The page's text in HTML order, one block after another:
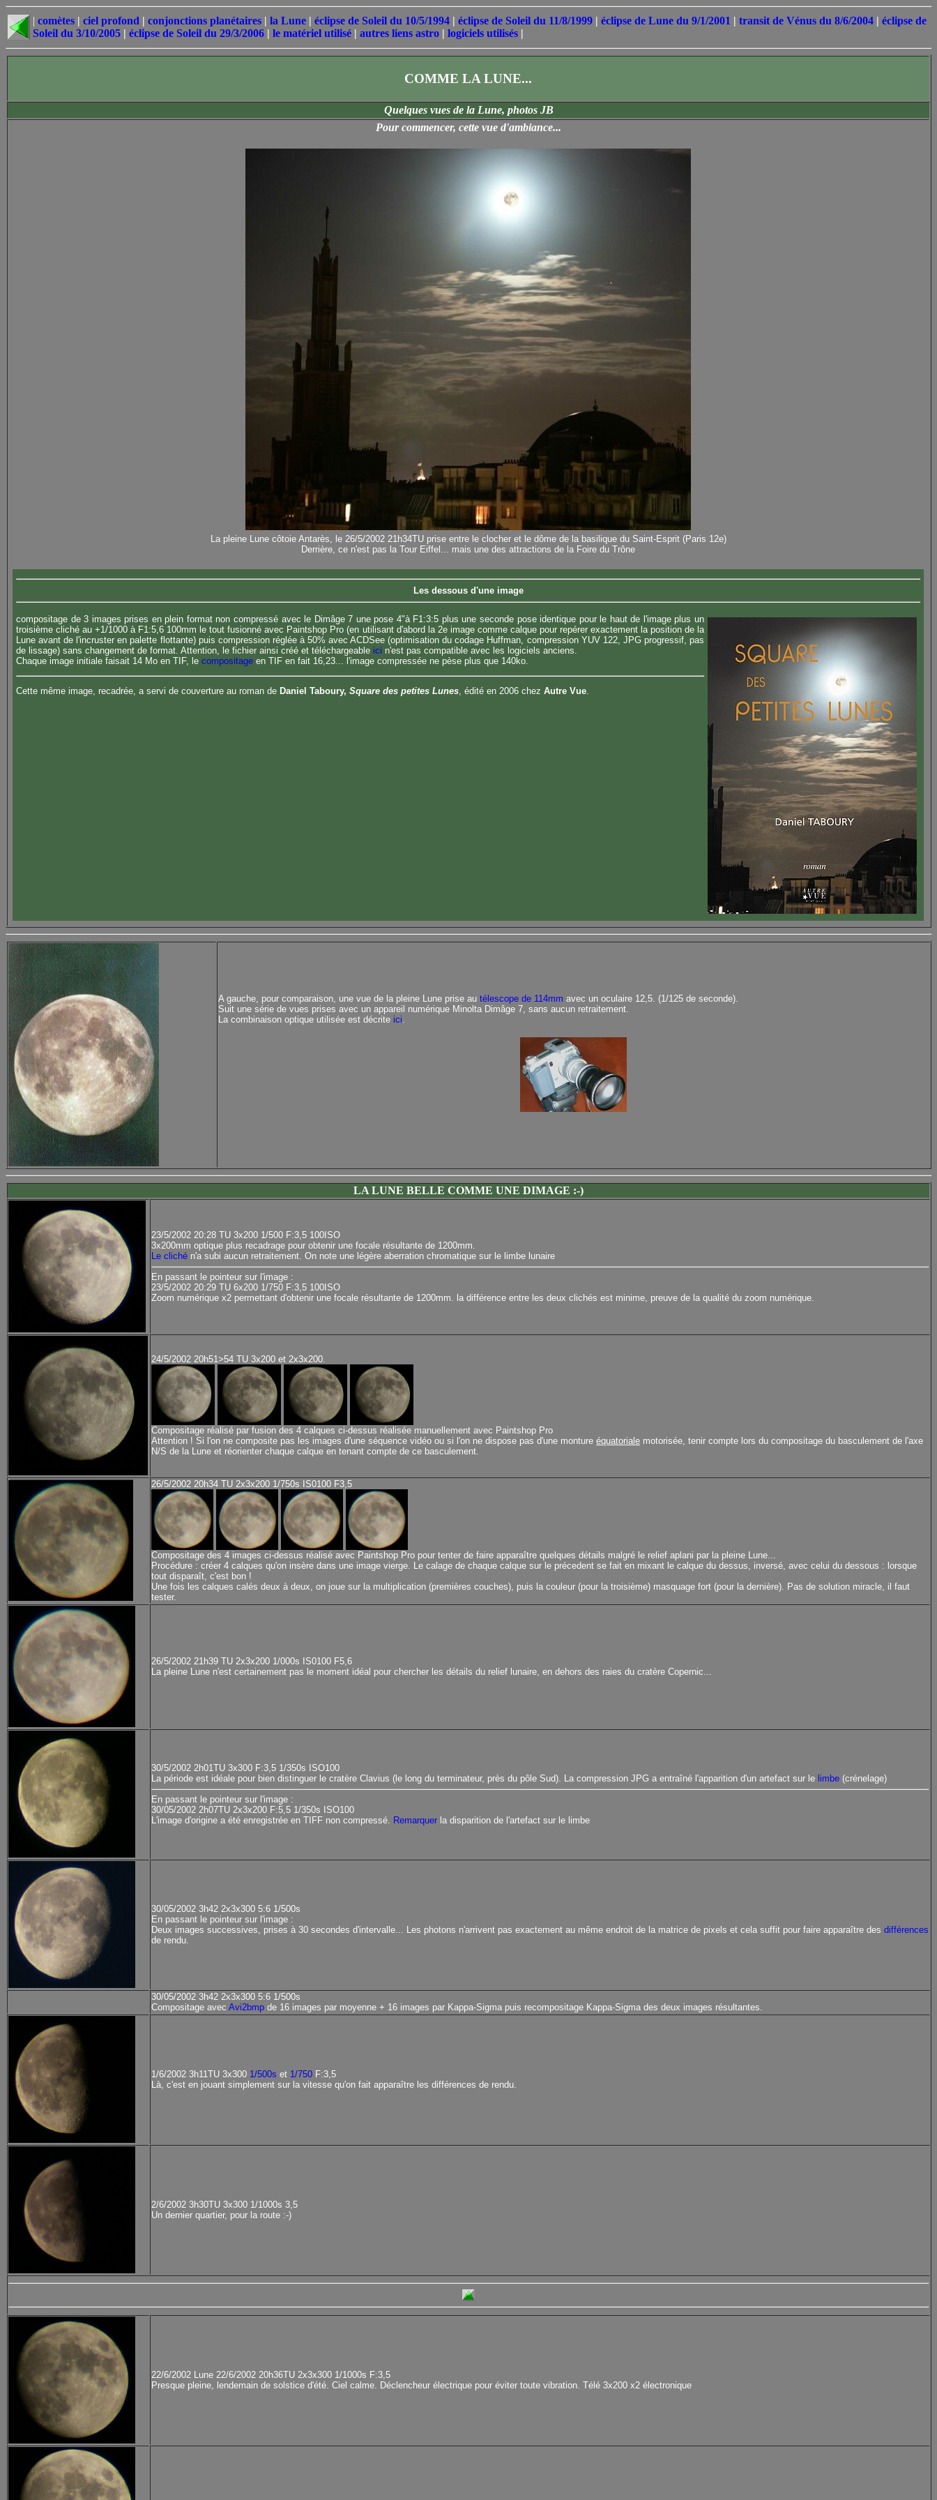
| comètes | ciel profond | conjonctions planétaires | la Lune | éclipse de Soleil du 10/5/1994 | éclipse de Soleil du 11/8/1999 | éclipse de Lune du 9/1/2001 | transit de Vénus du 8/6/2004 | éclipse de
Soleil du 3/10/2005 | éclipse de Soleil du 29/3/2006 | le matériel utilisé | autres liens astro | logiciels utilisés |
COMME LA LUNE...
Quelques vues de la Lune, photos JB
Pour commencer, cette vue d'ambiance...
La pleine Lune côtoie Antarès, le 26/5/2002 21h34TU prise entre le clocher et le dôme de la basilique du Saint-Esprit (Paris 12e)
Derrière, ce n'est pas la Tour Eiffel... mais une des attractions de la Foire du Trône
Les dessous d'une image
compositage de 3 images prises en plein format non compressé avec le Dimâge 7 une pose 4"à F1:3:5 plus une seconde pose identique pour le haut de l'image plus un
troisième cliché au +1/1000 à F1:5,6 100mm le tout fusionné avec Paintshop Pro (en utilisant d'abord la 2e image comme calque pour repérer exactement la position de la
Lune avant de l'incruster en palette flottante) puis compression réglée à 50% avec ACDSee (optimisation du codage Huffman, compression YUV 122, JPG progressif, pas
de lissage) sans changement de format. Attention, le fichier ainsi créé et téléchargeable ici n'est pas compatible avec les logiciels anciens.
Chaque image initiale faisait 14 Mo en TIF, le compositage en TIF en fait 16,23... l'image compressée ne pèse plus que 140ko.
Cette même image, recadrée, a servi de couverture au roman de Daniel Taboury, Square des petites Lunes, édité en 2006 chez Autre Vue.
A gauche, pour comparaison, une vue de la pleine Lune prise au télescope de 114mm avec un oculaire 12,5. (1/125 de seconde).
Suit une série de vues prises avec un appareil numérique Minolta Dimâge 7, sans aucun retraitement.
La combinaison optique utilisée est décrite ici.
LA LUNE BELLE COMME UNE DIMAGE :-)
23/5/2002 20:28 TU 3x200 1/500 F:3,5 100ISO
3x200mm optique plus recadrage pour obtenir une focale résultante de 1200mm.
Le cliché n'a subi aucun retraitement. On note une légère aberration chromatique sur le limbe lunaire
En passant le pointeur sur l'image :
23/5/2002 20:29 TU 6x200 1/750 F:3,5 100ISO
Zoom numérique x2 permettant d'obtenir une focale résultante de 1200mm. la différence entre les deux clichés est minime, preuve de la qualité du zoom numérique.
24/5/2002 20h51>54 TU 3x200 et 2x3x200.
Compositage réalisé par fusion des 4 calques ci-dessus réalisée manuellement avec Paintshop Pro
Attention ! Si l'on ne composite pas les images d'une séquence vidéo ou si l'on ne dispose pas d'une monture équatoriale motorisée, tenir compte lors du compositage du basculement de l'axe
N/S de la Lune et réorienter chaque calque en tenant compte de ce basculement.
26/5/2002 20h34 TU 2x3x200 1/750s IS0100 F3,5
Compositage des 4 images ci-dessus réalisé avec Paintshop Pro pour tenter de faire apparaître quelques détails malgré le relief aplani par la pleine Lune...
Procédure : créer 4 calques qu'on insère dans une image vierge. Le calage de chaque calque sur le précedent se fait en mixant le calque du dessus, inversé, avec celui du dessous : lorsque
tout disparaît, c'est bon !
Une fois les calques calés deux à deux, on joue sur la multiplication (premières couches), puis la couleur (pour la troisième) masquage fort (pour la dernière). Pas de solution miracle, il faut
tester.
26/5/2002 21h39 TU 2x3x200 1/000s IS0100 F5,6
La pleine Lune n'est certainement pas le moment idéal pour chercher les détails du relief lunaire, en dehors des raies du cratère Copernic...
30/5/2002 2h01TU 3x300 F:3,5 1/350s ISO100
La période est idéale pour bien distinguer le cratère Clavius (le long du terminateur, près du pôle Sud). La compression JPG a entraîné l'apparition d'un artefact sur le limbe (crénelage)
En passant le pointeur sur l'image :
30/05/2002 2h07TU 2x3x200 F:5,5 1/350s ISO100
L'image d'origine a été enregistrée en TIFF non compressé. Remarquer la disparition de l'artefact sur le limbe
30/05/2002 3h42 2x3x300 5:6 1/500s
En passant le pointeur sur l'image :
Deux images successives, prises à 30 secondes d'intervalle... Les photons n'arrivent pas exactement au même endroit de la matrice de pixels et cela suffit pour faire apparaître des différences
de rendu.
30/05/2002 3h42 2x3x300 5:6 1/500s
Compositage avec Avi2bmp de 16 images par moyenne + 16 images par Kappa-Sigma puis recompositage Kappa-Sigma des deux images résultantes.
1/6/2002 3h11TU 3x300 1/500s et 1/750 F:3,5
Là, c'est en jouant simplement sur la vitesse qu'on fait apparaître les différences de rendu.
2/6/2002 3h30TU 3x300 1/1000s 3,5
Un dernier quartier, pour la route :-)
22/6/2002 Lune 22/6/2002 20h36TU 2x3x300 1/1000s F:3,5
Presque pleine, lendemain de solstice d'été. Ciel calme. Déclencheur électrique pour éviter toute vibration. Télé 3x200 x2 électronique